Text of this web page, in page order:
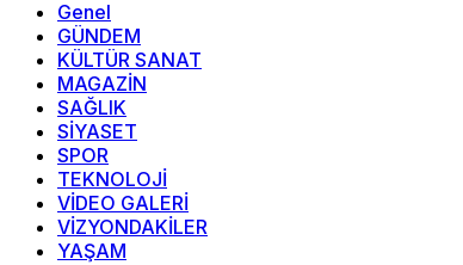
Genel
GÜNDEM
KÜLTÜR SANAT
MAGAZİN
SAĞLIK
SİYASET
SPOR
TEKNOLOJİ
VİDEO GALERİ
VİZYONDAKİLER
YAŞAM